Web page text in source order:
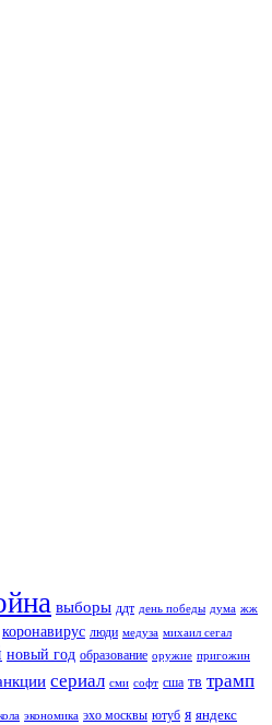
выборы ддт день победы дума жж
коронавирус люди медуза михаил сегал
новый год образование оружие пригожин
сериал сми софт сша тв трамп
экономика эхо москвы ютуб я яндекс